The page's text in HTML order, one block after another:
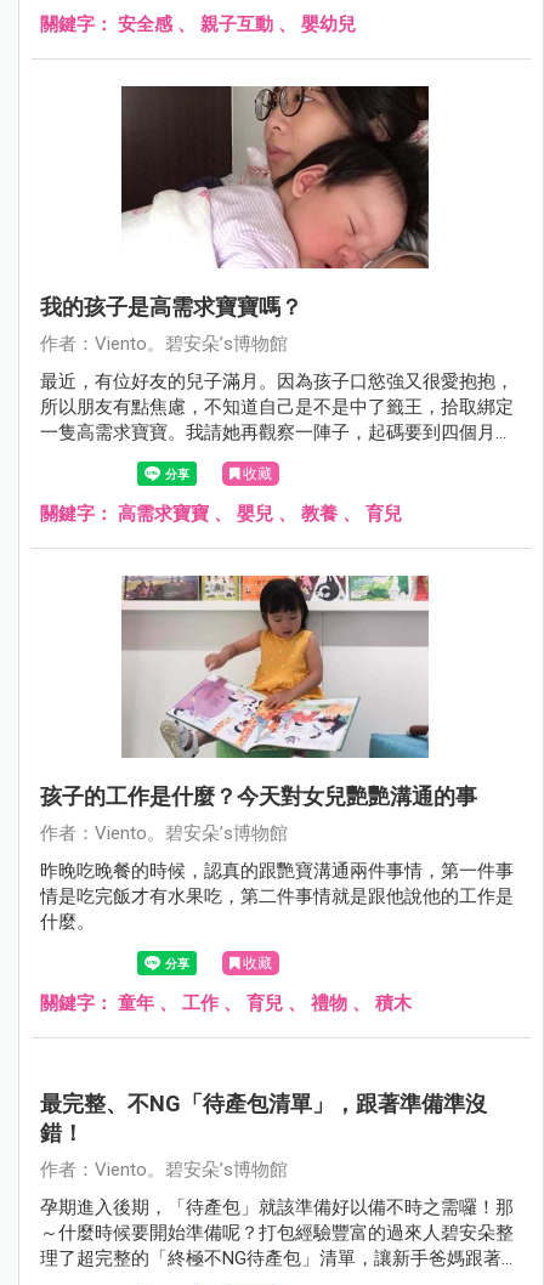
關鍵字： 安全感 、 親子互動 、 嬰幼兒
我的孩子是高需求寶寶嗎？
作者：Viento。碧安朵’s博物館
最近，有位好友的兒子滿月。因為孩子口慾強又很愛抱抱，
所以朋友有點焦慮，不知道自己是不是中了籤王，拾取綁定
一隻高需求寶寶。我請她再觀察一陣子，起碼要到四個月大
後才能判定，因為寶寶的個性在四~六個月大的時候才會更
明顯。我也是一直堅持到艷寶四個月大，才願意接受豔寶是
高需求寶寶，進而轉變所有的照顧模式。
收藏
關鍵字： 高需求寶寶 、 嬰兒 、 教養 、 育兒
孩子的工作是什麼？今天對女兒艷艷溝通的事
作者：Viento。碧安朵’s博物館
昨晚吃晚餐的時候，認真的跟艷寶溝通兩件事情，第一件事
情是吃完飯才有水果吃，第二件事情就是跟他說他的工作是
什麼。
收藏
關鍵字： 童年 、 工作 、 育兒 、 禮物 、 積木
最完整、不NG「待產包清單」，跟著準備準沒
錯！
作者：Viento。碧安朵’s博物館
孕期進入後期，「待產包」就該準備好以備不時之需囉！那
～什麼時候要開始準備呢？打包經驗豐富的過來人碧安朵整
理了超完整的「終極不NG待產包」清單，讓新手爸媽跟著準